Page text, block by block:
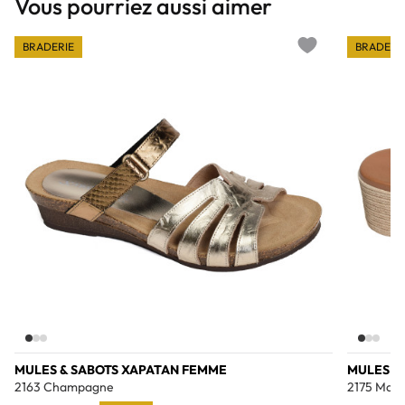
Vous pourriez aussi aimer
MULES & SABOTS XAPATAN FEMME
2163 Champagne
BRADERIE
MULES &
2175